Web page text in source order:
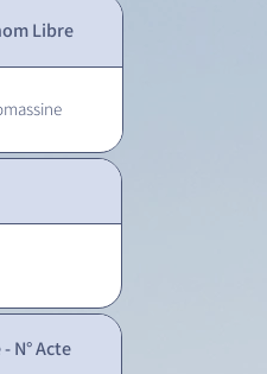
Libre
N° Acte